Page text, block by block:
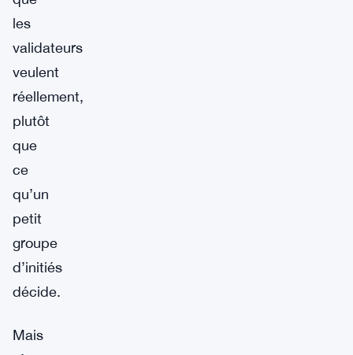
les
validateurs
veulent
réellement,
plutôt
que
ce
qu’un
petit
groupe
d’initiés
décide.
Mais